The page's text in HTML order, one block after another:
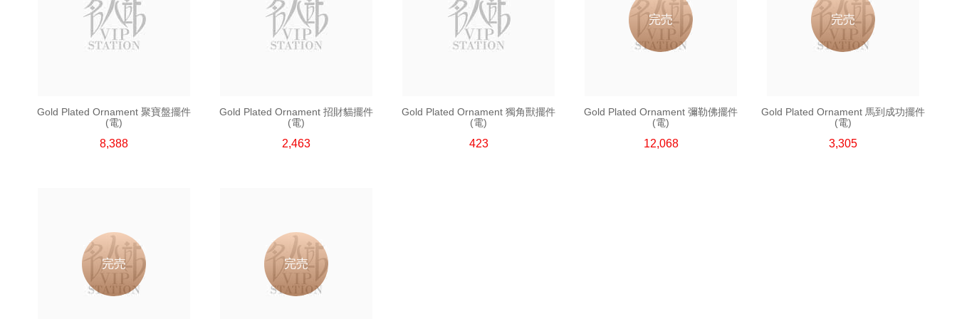
Gold Plated Ornament 聚寶盤擺件
(電)
8,388
Gold Plated Ornament 招財貓擺件
(電)
2,463
Gold Plated Ornament 獨角獸擺件
(電)
423
完売
Gold Plated Ornament 彌勒佛擺件
(電)
12,068
完売
Gold Plated Ornament 馬到成功擺件
(電)
3,305
完売 完売